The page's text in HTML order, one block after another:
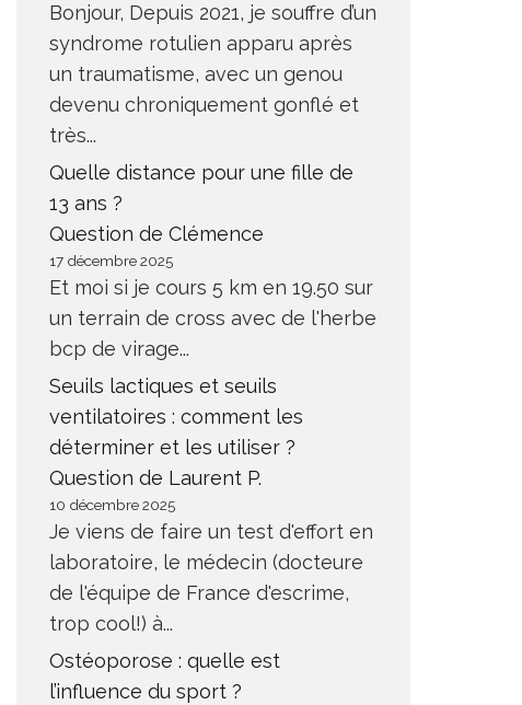
MARYLINE NAKACHE : « SI JE
N’AI PAS MA DOSE DE SPORT
PAS BIEN, C’EST CELA QUI
M’ANIME. »
ACTUALITÉ TRAIL
Bonjour, Depuis 2021, je souffre d’un
syndrome rotulien apparu après
un traumatisme, avec un genou
devenu chroniquement gonflé et
très...
Quelle distance pour une fille de
13 ans ?
Question de Clémence
17 décembre 2025
Et moi si je cours 5 km en 19.50 sur
un terrain de cross avec de l'herbe
bcp de virage...
Seuils lactiques et seuils
ventilatoires : comment les
déterminer et les utiliser ?
Question de Laurent P.
10 décembre 2025
Je viens de faire un test d'effort en
laboratoire, le médecin (docteure
de l'équipe de France d'escrime,
trop cool!) à...
Ostéoporose : quelle est
l’influence du sport ?